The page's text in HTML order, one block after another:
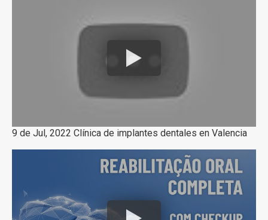
9 de Jul, 2022 Clínica de implantes dentales en Valencia